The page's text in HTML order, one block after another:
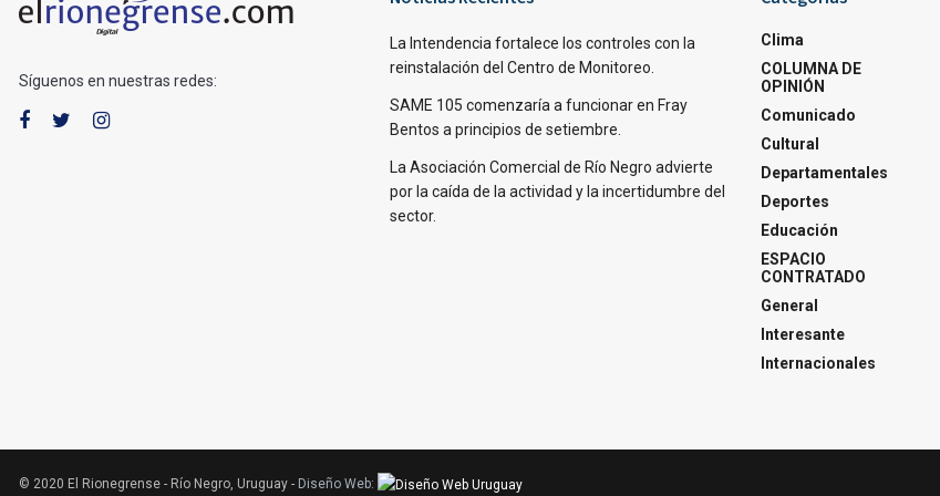
Síguenos en nuestras redes:
La Intendencia fortalece los controles con la
reinstalación del Centro de Monitoreo.
SAME 105 comenzaría a funcionar en Fray
Bentos a principios de setiembre.
La Asociación Comercial de Río Negro advierte
por la caída de la actividad y la incertidumbre del
sector.
Clima
COLUMNA DE
OPINIÓN
Comunicado
Cultural
Departamentales
Deportes
Educación
ESPACIO
CONTRATADO
General
Interesante
Internacionales
© 2020 El Rionegrense - Río Negro, Uruguay - Diseño Web: